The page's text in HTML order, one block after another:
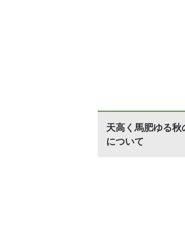
天高く馬肥ゆる
について